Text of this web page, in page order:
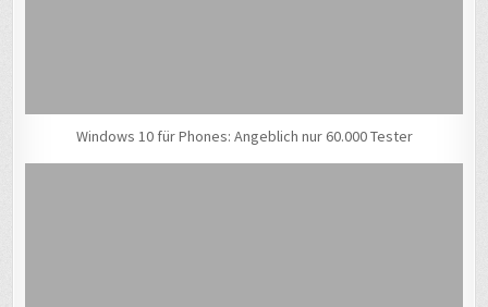
Windows 10 für Phones: Angeblich nur 60.000 Tester